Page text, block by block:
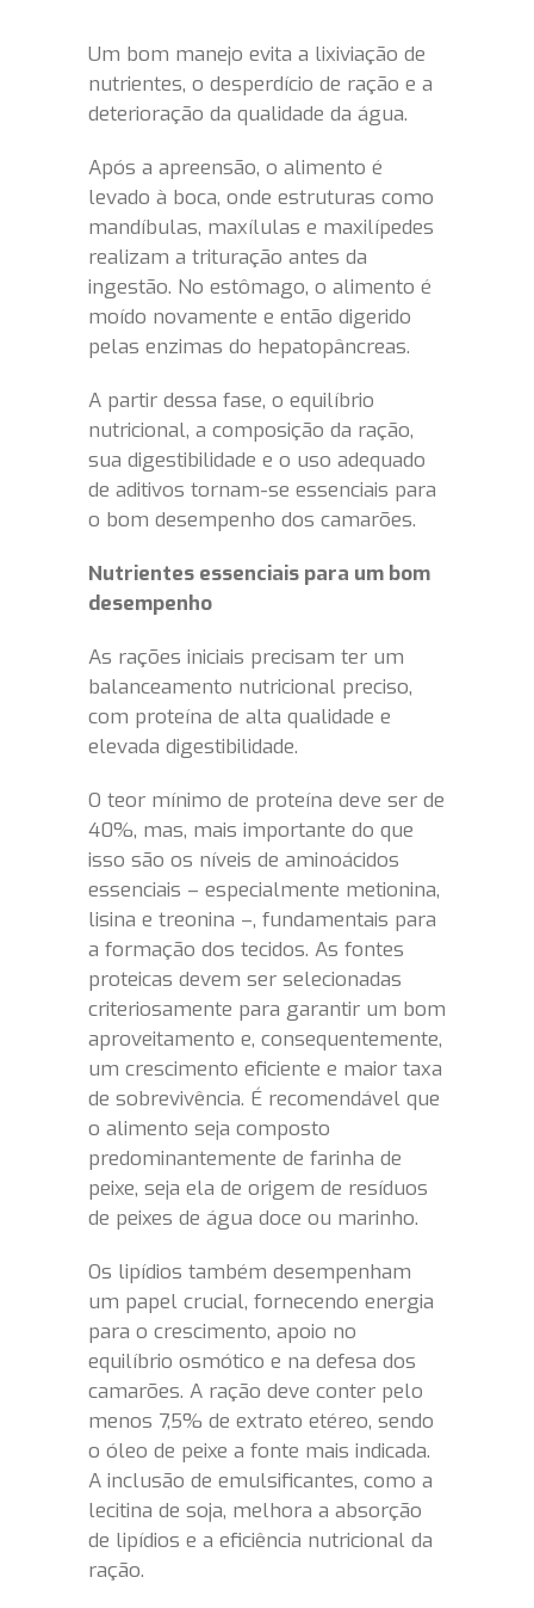
Um bom manejo evita a lixiviação de
nutrientes, o desperdício de ração e a
deterioração da qualidade da água.
Após a apreensão, o alimento é
levado à boca, onde estruturas como
mandíbulas, maxílulas e maxilípedes
realizam a trituração antes da
ingestão. No estômago, o alimento é
moído novamente e então digerido
pelas enzimas do hepatopâncreas.
A partir dessa fase, o equilíbrio
nutricional, a composição da ração,
sua digestibilidade e o uso adequado
de aditivos tornam-se essenciais para
o bom desempenho dos camarões.
Nutrientes essenciais para um bom
desempenho
As rações iniciais precisam ter um
balanceamento nutricional preciso,
com proteína de alta qualidade e
elevada digestibilidade.
O teor mínimo de proteína deve ser de
40%, mas, mais importante do que
isso são os níveis de aminoácidos
essenciais – especialmente metionina,
lisina e treonina –, fundamentais para
a formação dos tecidos. As fontes
proteicas devem ser selecionadas
criteriosamente para garantir um bom
aproveitamento e, consequentemente,
um crescimento eficiente e maior taxa
de sobrevivência. É recomendável que
o alimento seja composto
predominantemente de farinha de
peixe, seja ela de origem de resíduos
de peixes de água doce ou marinho.
Os lipídios também desempenham
um papel crucial, fornecendo energia
para o crescimento, apoio no
equilíbrio osmótico e na defesa dos
camarões. A ração deve conter pelo
menos 7,5% de extrato etéreo, sendo
o óleo de peixe a fonte mais indicada.
A inclusão de emulsificantes, como a
lecitina de soja, melhora a absorção
de lipídios e a eficiência nutricional da
ração.